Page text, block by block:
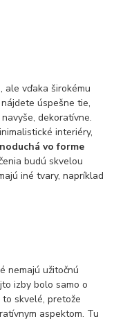
ale vďaka širokému
úspešne tie,
dekoratívne.
interiéry,
vo forme
budú skvelou
iné tvary, napríklad
nemajú užitočnú
izby bolo samo o
skvelé, pretože
aspektom. Tu